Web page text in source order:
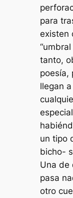
para
existen
tanto,
poesía,
llegan
un tipo
bicho-
Una de
pasa
otro